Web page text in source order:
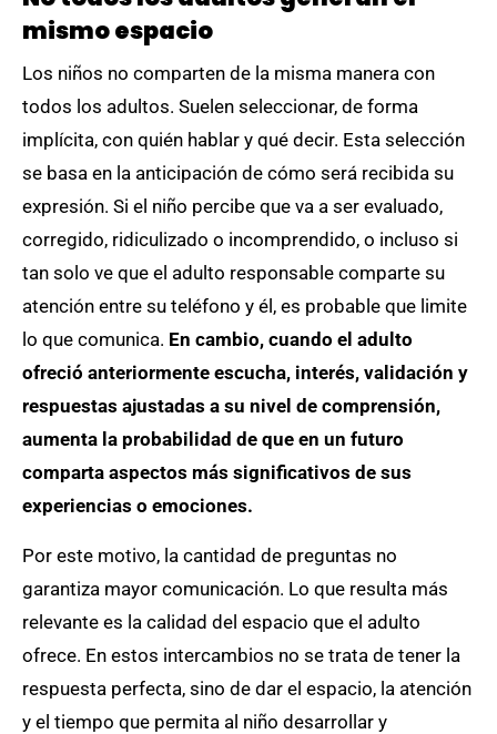
mismo espacio
Los niños no comparten de la misma manera con
todos los adultos. Suelen seleccionar, de forma
implícita, con quién hablar y qué decir. Esta selección
se basa en la anticipación de cómo será recibida su
expresión. Si el niño percibe que va a ser evaluado,
corregido, ridiculizado o incomprendido, o incluso si
tan solo ve que el adulto responsable comparte su
atención entre su teléfono y él, es probable que limite
lo que comunica. En cambio, cuando el adulto
ofreció anteriormente escucha, interés, validación y
respuestas ajustadas a su nivel de comprensión,
aumenta la probabilidad de que en un futuro
comparta aspectos más significativos de sus
experiencias o emociones.
Por este motivo, la cantidad de preguntas no
garantiza mayor comunicación. Lo que resulta más
relevante es la calidad del espacio que el adulto
ofrece. En estos intercambios no se trata de tener la
respuesta perfecta, sino de dar el espacio, la atención
y el tiempo que permita al niño desarrollar y